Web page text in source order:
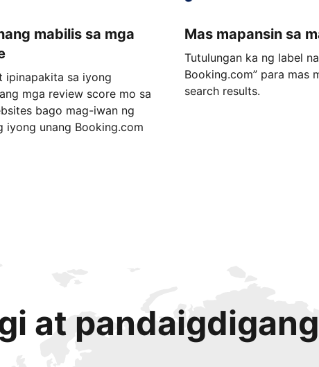
mabilis sa mga
ipinapakita sa iyong
mga review score mo sa
bago mag-iwan ng
iyong unang Booking.com
Mas mapansin sa
Tutulungan ka ng label
Booking.com” para mas
search results.
at pandaigdigang